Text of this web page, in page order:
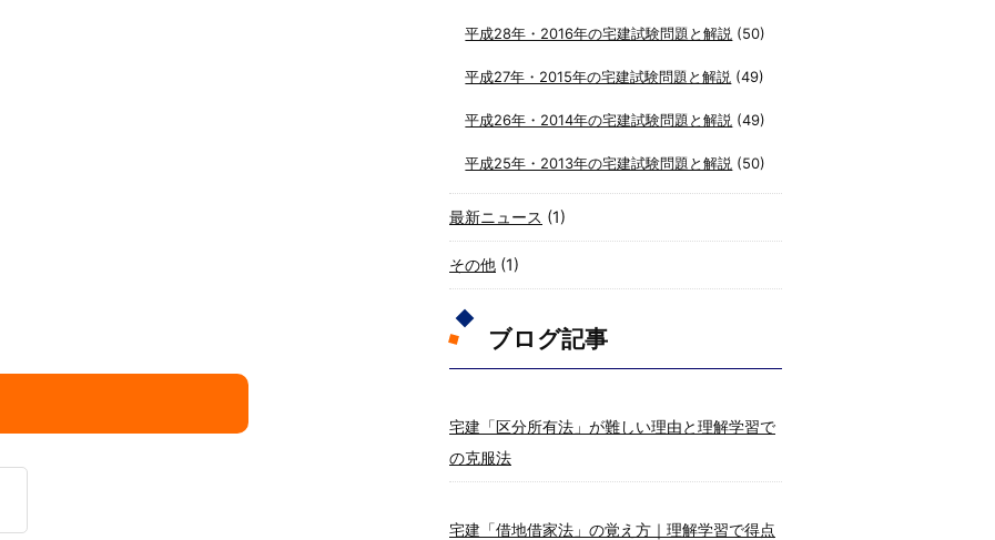
平成28年・2016年の宅建試験問題と解説 (50)
平成27年・2015年の宅建試験問題と解説 (49)
平成26年・2014年の宅建試験問題と解説 (49)
平成25年・2013年の宅建試験問題と解説 (50)
最新ニュース (1)
その他 (1)
ブログ記事
宅建「区分所有法」が難しい理由と理解学習で
の克服法
宅建「借地借家法」の覚え方｜理解学習で得点